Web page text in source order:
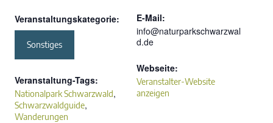
Veranstaltungskategorie:
Sonstiges
Veranstaltung-Tags:
Nationalpark Schwarzwald,
Schwarzwaldguide,
Wanderungen
E-Mail:
info@naturparkschwarzwal
d.de
Webseite:
Veranstalter-Website
anzeigen